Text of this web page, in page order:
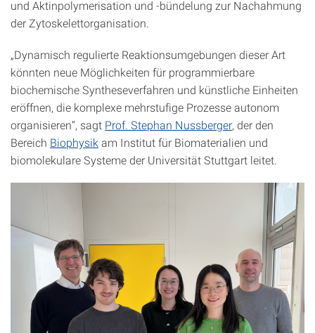
und Aktinpolymerisation und -bündelung zur Nachahmung
der Zytoskelettorganisation.
„Dynamisch regulierte Reaktionsumgebungen dieser Art
könnten neue Möglichkeiten für programmierbare
biochemische Syntheseverfahren und künstliche Einheiten
eröffnen, die komplexe mehrstufige Prozesse autonom
organisieren“, sagt Prof. Stephan Nussberger, der den
Bereich Biophysikam Institut für Biomaterialien und
biomolekulare Systeme der Universität Stuttgart leitet.